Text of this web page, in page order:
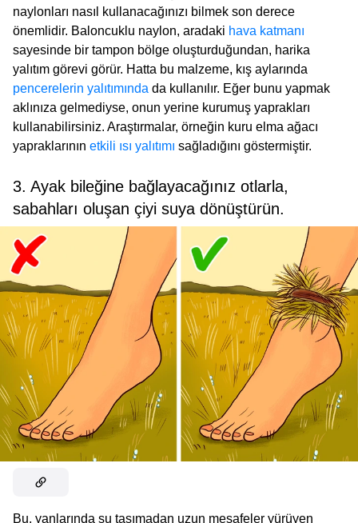
naylonları nasıl kullanacağınızı bilmek son derece
önemlidir. Baloncuklu naylon, aradaki hava katmanı
sayesinde bir tampon bölge oluşturduğundan, harika
yalıtım görevi görür. Hatta bu malzeme, kış aylarında
pencerelerin yalıtımında da kullanılır. Eğer bunu yapmak
aklınıza gelmediyse, onun yerine kurumuş yaprakları
kullanabilirsiniz. Araştırmalar, örneğin kuru elma ağacı
yapraklarının etkili ısı yalıtımı sağladığını göstermiştir.
3. Ayak bileğine bağlayacağınız otlarla,
sabahları oluşan çiyi suya dönüştürün.
Bu, yanlarında su taşımadan uzun mesafeler yürüyen